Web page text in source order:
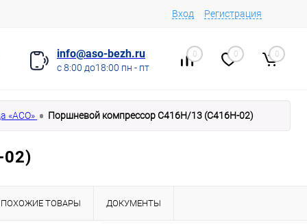
Вход Регистрация
info@aso-bezh.ru
с 8:00 до18:00 пн - пт
0 0 0
«АСО» Поршневой компрессор С416Н/13 (С416Н-02)
ПОХОЖИЕ ТОВАРЫ ДОКУМЕНТЫ